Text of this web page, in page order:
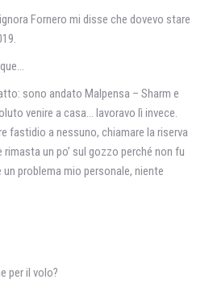
Fornero mi disse che dovevo stare
sono andato Malpensa – Sharm e
venire a casa… lavoravo lì invece.
fastidio a nessuno, chiamare la riserva
un po’ sul gozzo perché non fu
problema mio personale, niente
per il volo?